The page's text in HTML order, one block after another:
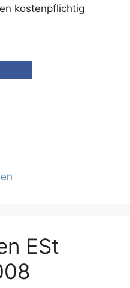
kostenpflichtig
ESt